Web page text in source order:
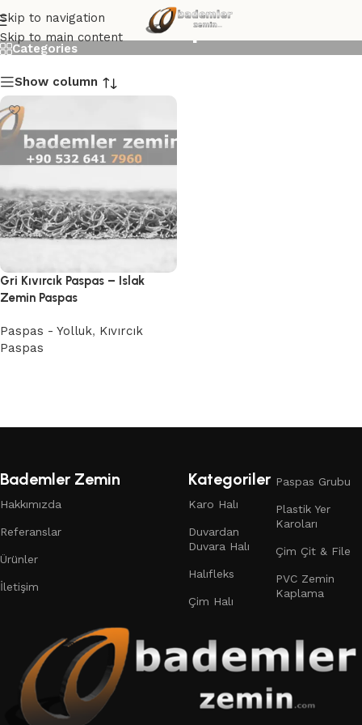
Skip to navigation
Skip to main content
Gri Kıvırcık Paspas
Categories
Show column
Gri Kıvırcık Paspas – Islak
Zemin Paspas
Paspas - Yolluk, Kıvırcık
Paspas
Bademler Zemin
Hakkımızda
Referanslar
Ürünler
İletişim
Kategoriler
Karo Halı
Duvardan
Duvara Halı
Halıfleks
Çim Halı
Paspas Grubu
Plastik Yer
Karoları
Çim Çit & File
PVC Zemin
Kaplama